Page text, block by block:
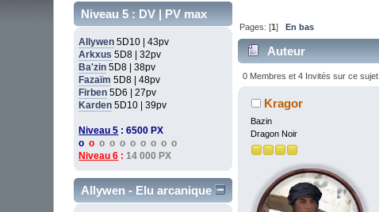
Niveau 5 : DV | PV max
Allywen 5D10 | 43pv
Arkxus 5D8 | 32pv
Ba'zin 5D8 | 38pv
Fazaïm 5D8 | 48pv
Firben 5D6 | 27pv
Karden 5D10 | 39pv
Niveau 5 : 6500 PX
oo o o o o o o o o
Niveau 6 : 14 000 PX
Allywen - Elu arcanique
Pages: [1]En bas
Auteur
0 Membres et 4 Invités sur ce sujet
Kragor
Bazin
Dragon Noir